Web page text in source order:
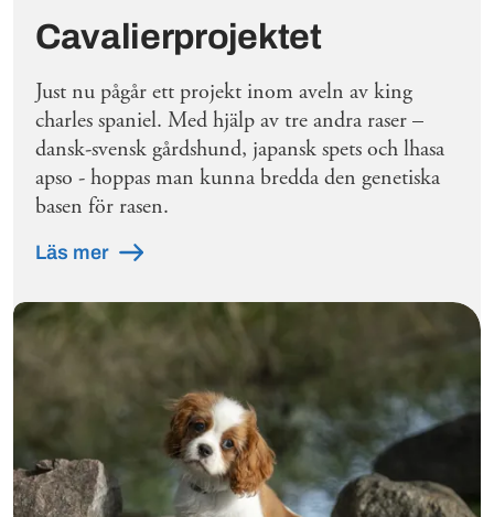
Cavalierprojektet
Just nu pågår ett projekt inom aveln av king
charles spaniel. Med hjälp av tre andra raser –
dansk-svensk gårdshund, japansk spets och lhasa
apso - hoppas man kunna bredda den genetiska
basen för rasen.
Läs mer